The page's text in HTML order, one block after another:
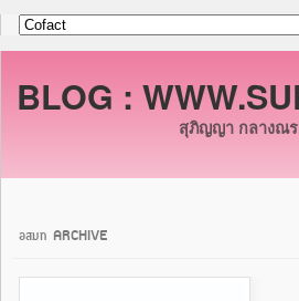
BLOG :
สุภิญญา กลางณ
อสมท ARCHIVE